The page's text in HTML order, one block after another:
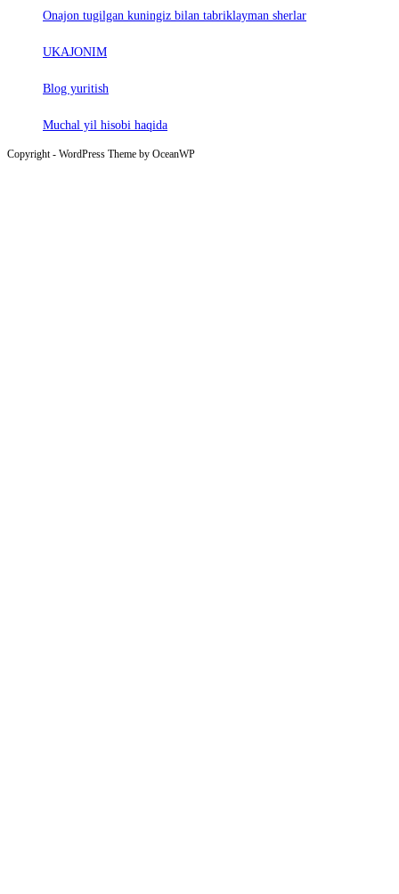
Onajon tugilgan kuningiz bilan tabriklayman sherlar
UKAJONIM
Blog yuritish
Muchal yil hisobi haqida
Copyright - WordPress Theme by OceanWP